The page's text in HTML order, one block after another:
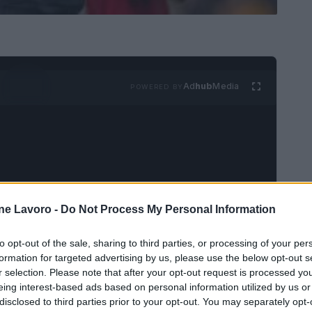
Lavoro - Do Not Process My Personal Information
opt-out of the sale, sharing to third parties, or processing of your
for targeted advertising by us, please use the below opt-out
selection. Please note that after your opt-out request is processed
interest-based ads based on personal information utilized by us
to third parties prior to your opt-out. You may separately
AdhubMedia
tedesco, dopo l'addio al Liverpool del 2024,
del gruppo Red Bull e non sembra avere
"Non mi manca assolutamente niente della
ma non ne ho visto nessuno, solo hotel,